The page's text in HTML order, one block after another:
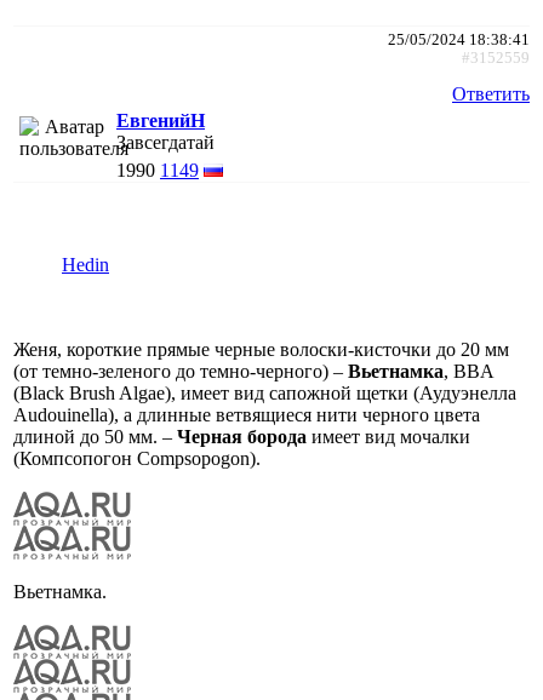
25/05/2024 18:38:41
#3152559
Ответить
ЕвгенийН
Завсегдатай
1990 1149
Hedin
Женя, короткие прямые черные волоски-кисточки до 20 мм
(от темно-зеленого до темно-черного) – Вьетнамка, BBA
(Black Brush Algae), имеет вид сапожной щетки (Аудуэнелла
Audouinella), а длинные ветвящиеся нити черного цвета
длиной до 50 мм. – Черная борода имеет вид мочалки
(Компсопогон Compsopogon).
Вьетнамка.